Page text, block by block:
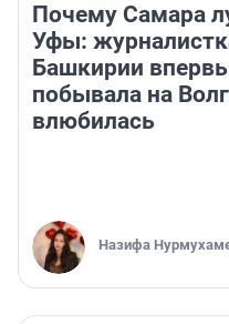
Почему Самара
Уфы:
Башкирии
побывала на
влюбилась
Назифа